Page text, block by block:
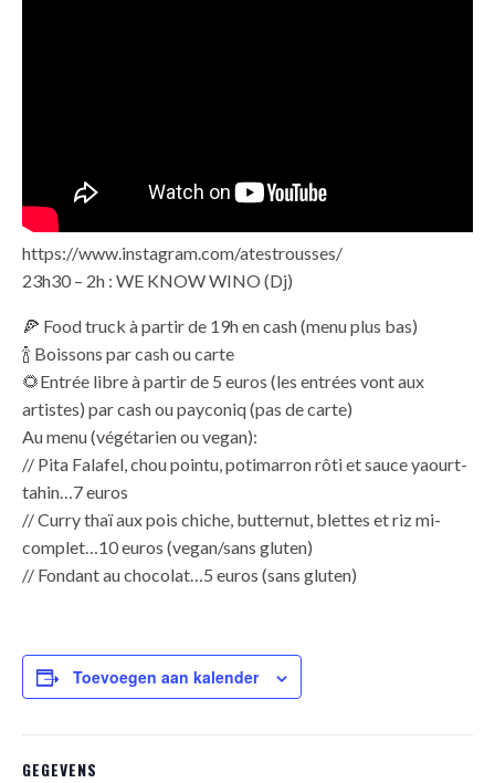
https://www.instagram.com/atestrousses/
23h30 – 2h : WE KNOW WINO (Dj)
🍕 Food truck à partir de 19h en cash (menu plus bas)
🍾 Boissons par cash ou carte
🌻Entrée libre à partir de 5 euros (les entrées vont aux
artistes) par cash ou payconiq (pas de carte)
Au menu (végétarien ou vegan):
// Pita Falafel, chou pointu, potimarron rôti et sauce yaourt-
tahin…7 euros
// Curry thaï aux pois chiche, butternut, blettes et riz mi-
complet…10 euros (vegan/sans gluten)
// Fondant au chocolat…5 euros (sans gluten)
Toevoegen aan kalender
GEGEVENS